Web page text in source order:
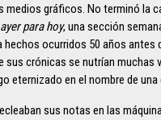
gráficos. No terminó la
para hoy, una sección
ocurridos 50 años antes
crónicas se nutrían muchas
eternizado en el nombre de una
sus notas en las